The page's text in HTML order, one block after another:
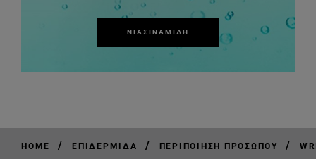
ΝΙΑΣΙΝΑΜΊΔΗ
HOME / ΕΠΙΔΕΡΜΊΔΑ / ΠΕΡΙΠΟΊΗΣΗ ΠΡΟΣΏΠΟΥ /